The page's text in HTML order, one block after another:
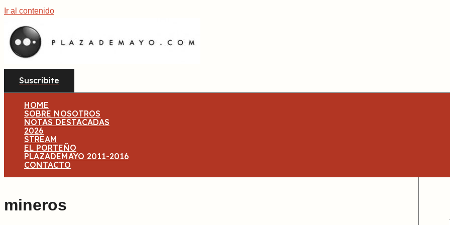
Ir al contenido
Suscribite
HOME
SOBRE NOSOTROS
NOTAS DESTACADAS
2026
STREAM
EL PORTEÑO
PLAZADEMAYO 2011-2016
CONTACTO
mineros